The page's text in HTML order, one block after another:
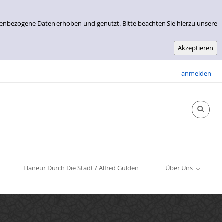
Daten erhoben und genutzt. Bitte beachten Sie hierzu unsere
| anmelden
Flaneur Durch Die Stadt / Alfred Gulden
Über Uns